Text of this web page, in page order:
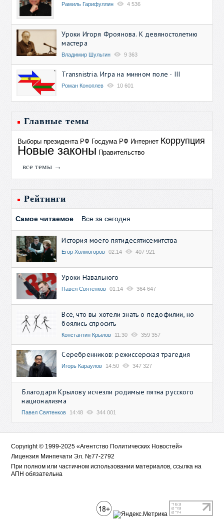
Рамиль Гарифуллин 4 536
Уроки Игоря Фроянова. К девяностолетию
мастера
Владимир Шульгин 9 363
Transnistria. Игра на минном поле - III
Роман Коноплев 10 601
Главные темы
Выборы президента РФ Госдума РФ Интернет Коррупция
Новые законы Правительство
все темы →
Рейтинги
Самое читаемое Все за сегодня
История моего пятидесятисемитства
Егор Холмогоров 02:14 407 921
Уроки Навального
Павел Святенков 01:14 364 647
Всё, что вы хотели знать о педофилии, но
боялись спросить
Константин Крылов 11:30 359 357
Серебренников: режиссерская трагедия
Игорь Караулов 14:50 347 327
Благодаря Крылову исчезли родимые пятна русского
национализма
Павел Святенков 14:48 344 001
Copyright © 1999-2025 «Агентство Политических Новостей»
Лицензия Минпечати Эл. №77-2792
При полном или частичном использовании материалов, ссылка на
АПН обязательна